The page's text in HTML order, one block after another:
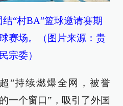
“村BA”篮球邀请赛期
赛场。（图片来源：贵
宗委）
”持续燃爆全网，被誉
一个窗口”，吸引了外国